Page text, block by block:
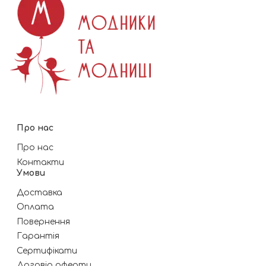
Про нас
Про нас
Контакти
Умови
Доставка
Оплата
Повернення
Гарантія
Сертифікати